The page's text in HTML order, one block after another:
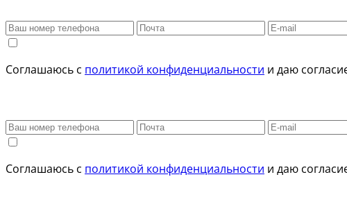
Соглашаюсь с политикой конфиденциальности и даю
Соглашаюсь с политикой конфиденциальности и даю